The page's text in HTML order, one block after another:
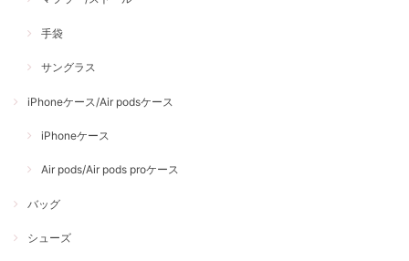
手袋
サングラス
iPhoneケース/Air podsケース
iPhoneケース
Air pods/Air pods proケース
バッグ
シューズ